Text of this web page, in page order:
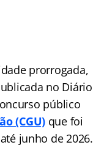
prorrogada,
no Diário
público
(CGU) que foi
junho de 2026.